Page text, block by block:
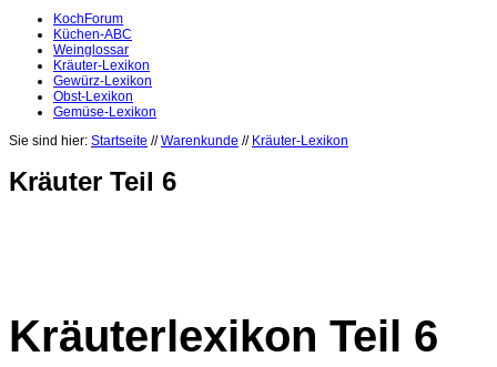
KochForum
Küchen-ABC
Weinglossar
Kräuter-Lexikon
Gewürz-Lexikon
Obst-Lexikon
Gemüse-Lexikon
Sie sind hier: Startseite //Warenkunde // Kräuter-Lexikon
Kräuter Teil 6
Kräuterlexikon Teil 6